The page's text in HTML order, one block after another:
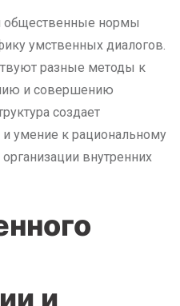
общественные нормы
умственных диалогов.
разные методы к
и совершению
создает
умение к рациональному
внутренних
и